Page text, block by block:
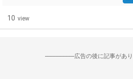
10 view
--------------------広告の後に記事があり